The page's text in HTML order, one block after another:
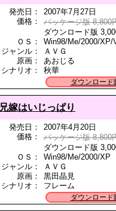
発売日：
2007年7月27日
価格：
パッケージ版 8,800
ダウンロード版
ＯＳ：
Win98/Me/2000/XP/
ジャンル：
ＡＶＧ
原画：
あおじる
シナリオ：
秋華
ダウンロード
兄嫁はいじっぱり
発売日：
2007年4月20日
価格：
パッケージ版 8,800
ダウンロード版
ＯＳ：
Win98/Me/2000/XP
ジャンル：
ＡＶＧ
原画：
黒田晶見
シナリオ：
フレーム
ダウンロード